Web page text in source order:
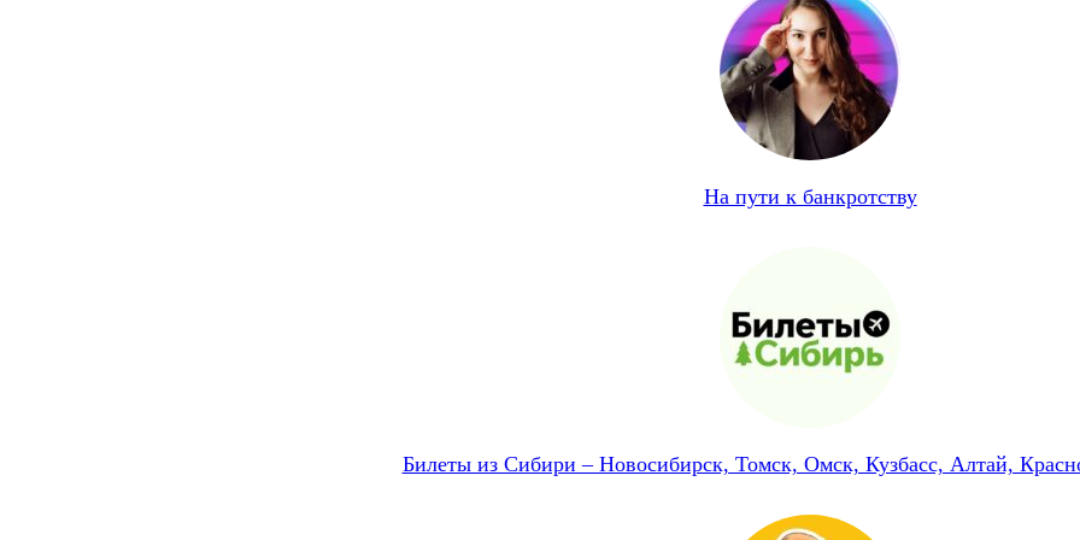
На пути к банкротству
Билеты из Сибири – Новосибирск, Томск, Омск, Кузбасс, Алтай,